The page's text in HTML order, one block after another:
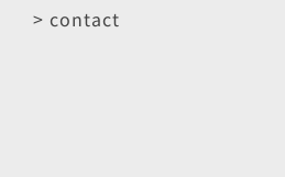
> contact